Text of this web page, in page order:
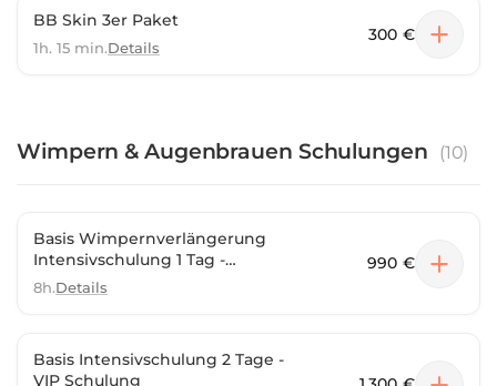
BB Skin 3er Paket
1h. 15 min.Details
300 €
Wimpern & Augenbrauen Schulungen (10)
Basis Wimpernverlängerung
Intensivschulung 1 Tag -
Gruppenschulung
8h.Details
990 €
Basis Intensivschulung 2 Tage -
VIP Schulung